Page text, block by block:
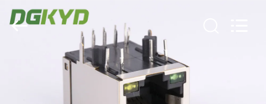
PRODOTTI
Keyouda
Electronic
Technology